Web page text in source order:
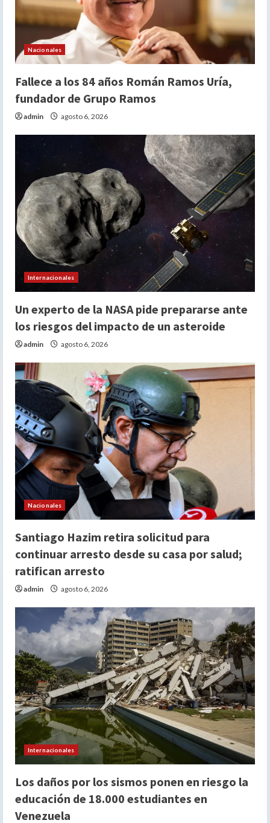
Nacionales
Fallece a los 84 años Román Ramos Uría,
fundador de Grupo Ramos
admin agosto 6, 2026
Internacionales
Un experto de la NASA pide prepararse ante
los riesgos del impacto de un asteroide
admin agosto 6, 2026
Nacionales
Santiago Hazim retira solicitud para
continuar arresto desde su casa por salud;
ratifican arresto
admin agosto 6, 2026
Internacionales
Los daños por los sismos ponen en riesgo la
educación de 18.000 estudiantes en
Venezuela